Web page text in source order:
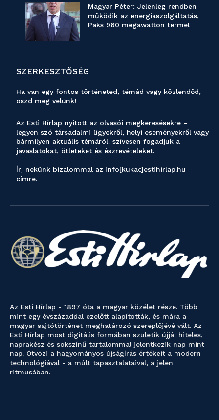
Magyar Péter: Jelenleg rendben
működik az energiaszolgáltatás,
Paks 960 megawatton termel
SZERKESZTŐSÉG
Ha van egy fontos történeted, témád vagy közlendőd,
oszd meg velünk!
Az Esti Hírlap nyitott az olvasói megkeresésekre –
legyen szó társadalmi ügyekről, helyi eseményekről vagy
bármilyen aktuális témáról, szívesen fogadjuk a
javaslatokat, ötleteket és észrevételeket.
Írj nekünk bizalommal az info[kukac]estihirlap.hu
címre.
Az Esti Hírlap - 1897 óta a magyar közélet része. Több
mint egy évszázaddal ezelőtt alapították, és mára a
magyar sajtótörténet meghatározó szereplőjévé vált. Az
Esti Hírlap most digitális formában születik újjá: hiteles,
naprakész és sokszínű tartalommal jelentkezik nap mint
nap. Ötvözi a hagyományos újságírás értékeit a modern
technológiával - a múlt tapasztalataival, a jelen
ritmusában.